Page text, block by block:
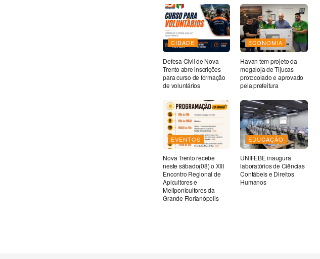
CIDADE
Defesa Civil de Nova
Trento abre inscrições
para curso de formação
de voluntários
ECONOMIA
Havan tem projeto da
megaloja de Tijucas
protocolado e aprovado
pela prefeitura
EVENTOS
Nova Trento recebe
neste sábado(08) o XIII
Encontro Regional de
Apicultores e
Meliponicultores da
Grande Florianópolis
EDUCAÇÃO
UNIFEBE inaugura
laboratórios de Ciências
Contábeis e Direitos
Humanos